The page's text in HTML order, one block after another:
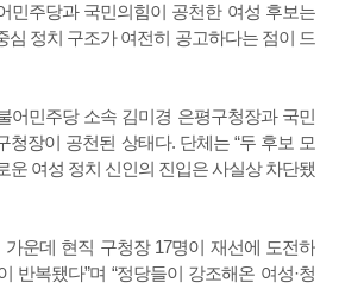
민주당과 국민의힘이 공천한 여성 후보는
심 정치 구조가 여전히 공고하다는 점이 드
어민주당 소속 김미경 은평구청장과 국민
청장이 공천된 상태다. 단체는 “두 후보 모
운 여성 정치 신인의 진입은 사실상 차단됐
가운데 현직 구청장 17명이 재선에 도전하
반복됐다”며 “정당들이 강조해온 여성·청